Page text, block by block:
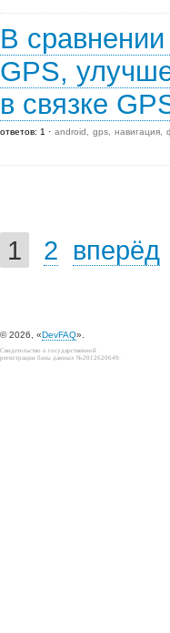
В
GPS,
в связке
ответов: 1 android gps навигация
1 2 вперёд
© 2026, «DevFAQ».
Свидетельство о государственной
регистрации базы данных №2012620649.